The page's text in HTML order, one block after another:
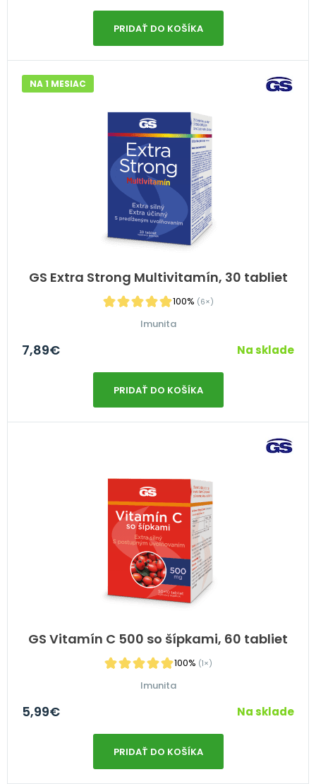
PRIDAŤ DO KOŠÍKA
GS Extra Strong Multivitamín, 30 tabliet
100% (6×)
NA 1 MESIAC
Imunita
7,89€ Na sklade
PRIDAŤ DO KOŠÍKA
GS Vitamín C 500 so šípkami, 60 tabliet
100% (1×)
Imunita
5,99€ Na sklade
PRIDAŤ DO KOŠÍKA